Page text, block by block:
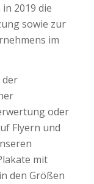
2019 die
sowie zur
im
der
oder
Flyern und
mit
den Größen